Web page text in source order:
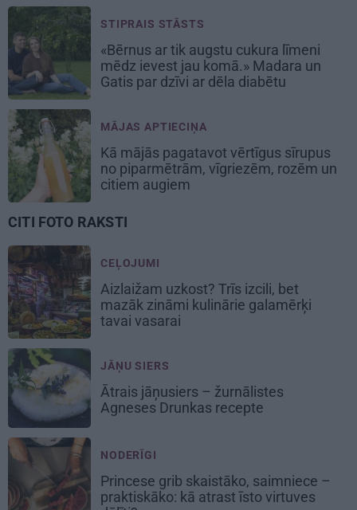
STIPRAIS STĀSTS
«Bērnus ar tik augstu cukura līmeni
mēdz ievest jau komā.» Madara un
Gatis par dzīvi ar dēla diabētu
MĀJAS APTIECIŅA
Kā mājās pagatavot vērtīgus sīrupus
no piparmētrām, vīgriezēm, rozēm un
citiem augiem
CITI FOTO RAKSTI
CEĻOJUMI
Aizlaižam uzkost? Trīs izcili, bet
mazāk zināmi kulinārie galamērķi
tavai vasarai
JĀŅU SIERS
Ātrais jāņusiers – žurnālistes
Agneses Drunkas recepte
NODERĪGI
Princese grib skaistāko, saimniece –
praktiskāko: kā atrast īsto virtuves